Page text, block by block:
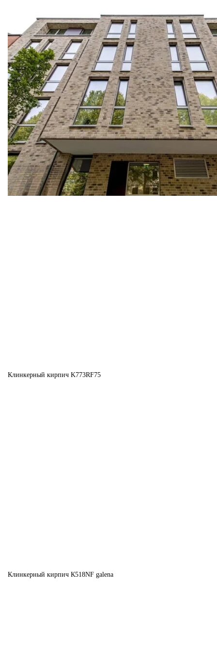
Клинкерный кирпич K773RF75
Клинкерный кирпич К518NF galena